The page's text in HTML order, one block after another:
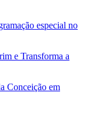
especial no
e Transforma a
Conceição em